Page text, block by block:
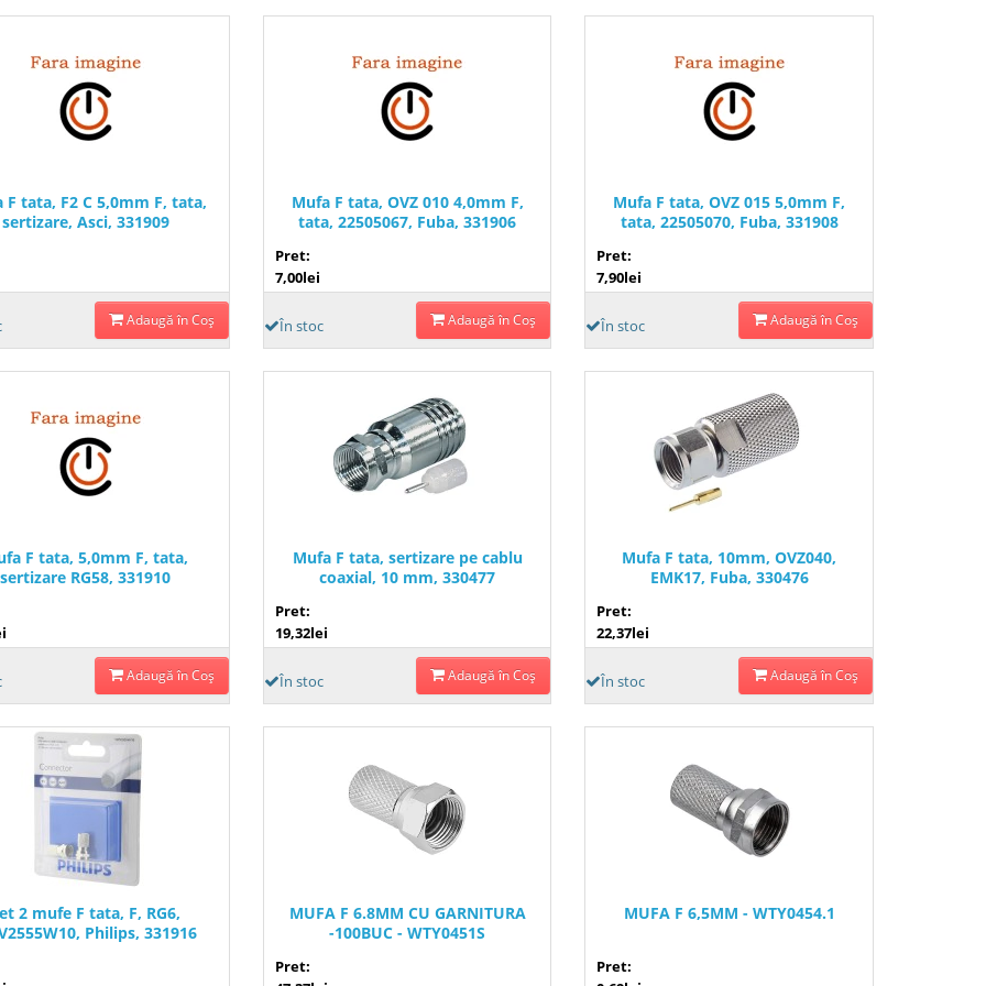
F tata, F2 C 5,0mm F, tata,
sertizare, Asci, 331909
Adaugă în Coş
Mufa F tata, OVZ 010 4,0mm F,
tata, 22505067, Fuba, 331906
Pret:
7,00lei
În stoc Adaugă în Coş
Mufa F tata, OVZ 015 5,0mm F,
tata, 22505070, Fuba, 331908
Pret:
7,90lei
În stoc Adaugă în Coş
F tata, 5,0mm F, tata,
sertizare RG58, 331910
Adaugă în Coş
Mufa F tata, sertizare pe cablu
coaxial, 10 mm, 330477
Pret:
19,32lei
În stoc Adaugă în Coş
Mufa F tata, 10mm, OVZ040,
EMK17, Fuba, 330476
Pret:
22,37lei
În stoc Adaugă în Coş
2 mufe F tata, F, RG6,
Philips, 331916
MUFA F 6.8MM CU GARNITURA
-100BUC - WTY0451S
Pret:
MUFA F 6,5MM - WTY0454.1
Pret: